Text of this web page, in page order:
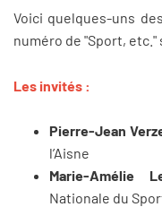
Voici quelques-uns
numéro de "Sport, etc."
Les invités :
Pierre-Jean
l’Aisne
Marie-Amélie
Nationale du